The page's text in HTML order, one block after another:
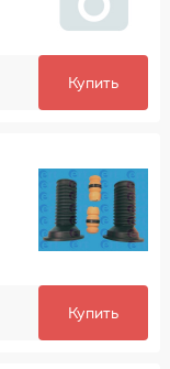
Купить
Купить